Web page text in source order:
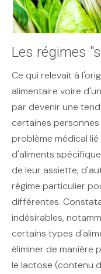
Les régimes
Ce qui relevait à
alimentaire voire
par devenir une
certaines
problème médical
d'aliments
de leur assiette,
régime particulier
différentes.
indésirables,
certains types
éliminer de manière
le lactose (contenu